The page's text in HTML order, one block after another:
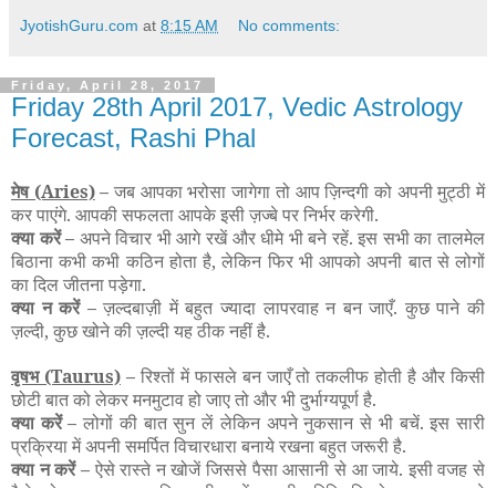
JyotishGuru.com at 8:15 AM No comments:
Friday, April 28, 2017
Friday 28th April 2017, Vedic Astrology
Forecast, Rashi Phal
मेष(Aries)– जब आपका भरोसा जागेगा तो आप ज़िन्दगी को अपनी मुट्ठी में
कर पाएंगे. आपकी सफलता आपके इसी ज़ज्बे पर निर्भर करेगी.
क्या करें – अपने विचार भी आगे रखें और धीमे भी बने रहें. इस सभी का तालमेल
बिठाना कभी कभी कठिन होता है, लेकिन फिर भी आपको अपनी बात से लोगों
का दिल जीतना पड़ेगा.
क्या न करें –ज़ल्दबाज़ी में बहुत ज्यादा लापरवाह न बन जाएँ. कुछ पाने की
ज़ल्दी, कुछ खोने की ज़ल्दी यह ठीक नहीं है.
वृषभ(Taurus)– रिश्तों में फासले बन जाएँ तो तकलीफ होती है और किसी
छोटी बात को लेकर मनमुटाव हो जाए तो और भी दुर्भाग्यपूर्ण है.
क्या करें –लोगों की बात सुन लें लेकिन अपने नुकसान से भी बचें. इस सारी
प्रक्रिया में अपनी समर्पित विचारधारा बनाये रखना बहुत जरूरी है.
क्या न करें – ऐसे रास्ते न खोजें जिससे पैसा आसानी से आ जाये. इसी वजह से